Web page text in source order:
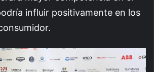
influir positivamente en los